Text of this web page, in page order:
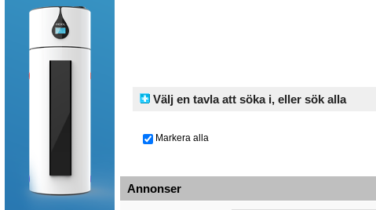
Välj en tavla att söka i, eller sök alla
Markera alla
Annonser